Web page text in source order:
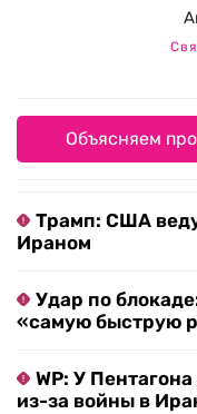
Объясняем
Трамп: США
Ираном
Удар по
«самую быструю
WP: У
из-за войны в